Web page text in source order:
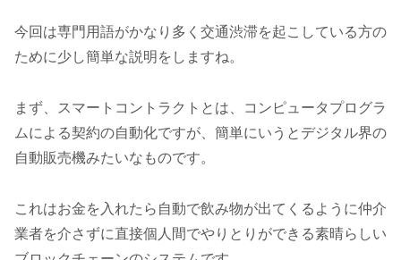
今回は専門用語がかなり多く交通渋滞を起こしている方の
ために少し簡単な説明をしますね。
まず、スマートコントラクトとは、コンピュータプログラ
ムによる契約の自動化ですが、簡単にいうとデジタル界の
自動販売機みたいなものです。
これはお金を入れたら自動で飲み物が出てくるように仲介
業者を介さずに直接個人間でやりとりができる素晴らしい